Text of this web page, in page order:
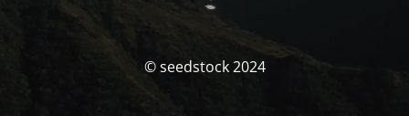
© seedstock 2024